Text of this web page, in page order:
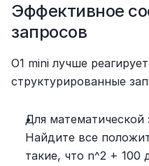
Эффективное
запросов
O1 mini лучше
структурированные
Для
Найдите все
такие, что n^2 + 100